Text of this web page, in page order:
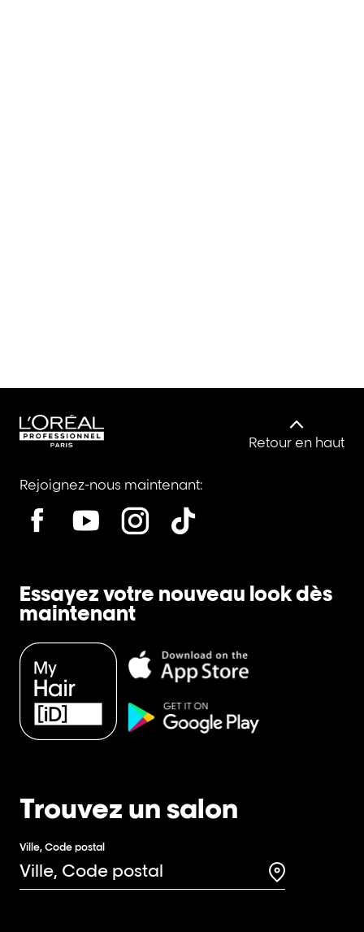
Retour en haut
Rejoignez-nous maintenant:
Essayez votre nouveau look dès
maintenant
Trouvez un salon
Ville, Code postal
Search for a